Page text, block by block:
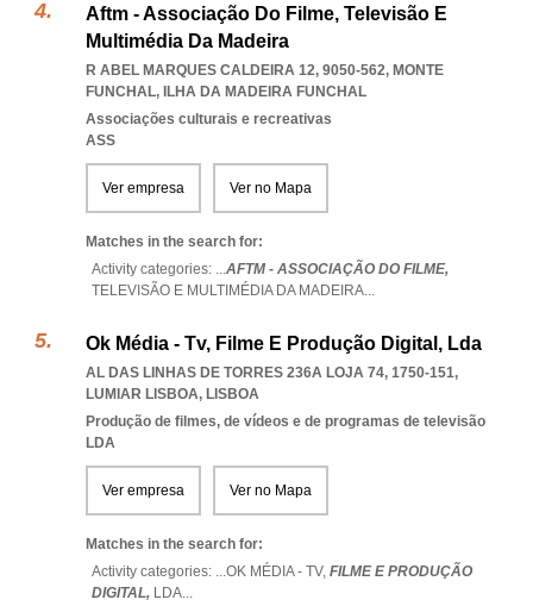
Aftm - Associação Do Filme, Televisão E
Multimédia Da Madeira
R ABEL MARQUES CALDEIRA 12, 9050-562, MONTE
FUNCHAL, ILHA DA MADEIRA FUNCHAL
Associações culturais e recreativas
ASS
Ver empresa Ver no Mapa
Matches in the search for:
Activity categories: ...AFTM - ASSOCIAÇÃO DO FILME,
TELEVISÃO E MULTIMÉDIA DA MADEIRA...
Ok Média - Tv, Filme E Produção Digital, Lda
AL DAS LINHAS DE TORRES 236A LOJA 74, 1750-151,
LUMIAR LISBOA, LISBOA
Produção de filmes, de vídeos e de programas de televisão
LDA
Ver empresa Ver no Mapa
Matches in the search for:
Activity categories: ...OK MÉDIA - TV, FILME E PRODUÇÃO
DIGITAL, LDA...